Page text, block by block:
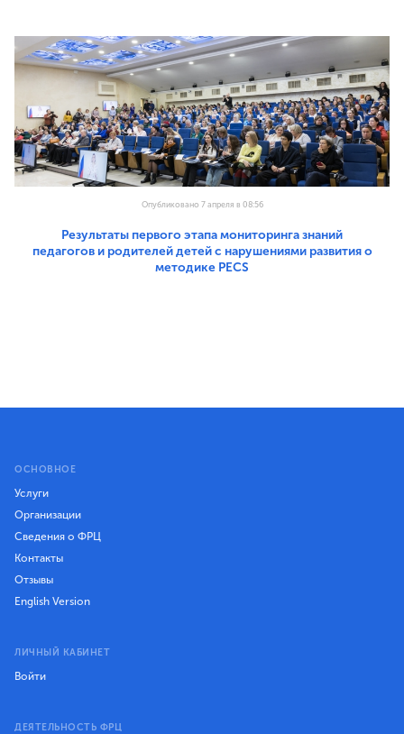
Опубликовано 7 апреля в 08:56
Результаты первого этапа мониторинга знаний
педагогов и родителей детей с нарушениями развития о
методике PECS
ОСНОВНОЕ
Услуги
Организации
Сведения о ФРЦ
Контакты
Отзывы
English Version
ЛИЧНЫЙ КАБИНЕТ
Войти
ДЕЯТЕЛЬНОСТЬ ФРЦ